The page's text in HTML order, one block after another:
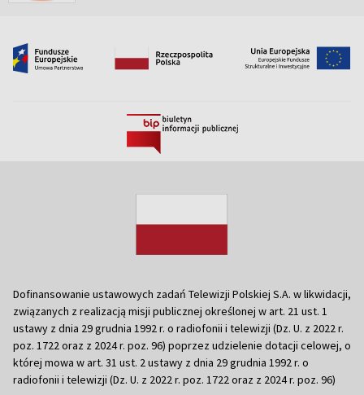
Dofinansowanie ustawowych zadań Telewizji Polskiej S.A. w likwidacji,
związanych z realizacją misji publicznej określonej w art. 21 ust. 1
ustawy z dnia 29 grudnia 1992 r. o radiofonii i telewizji (Dz. U. z 2022 r.
poz. 1722 oraz z 2024 r. poz. 96) poprzez udzielenie dotacji celowej, o
której mowa w art. 31 ust. 2 ustawy z dnia 29 grudnia 1992 r. o
radiofonii i telewizji (Dz. U. z 2022 r. poz. 1722 oraz z 2024 r. poz. 96)